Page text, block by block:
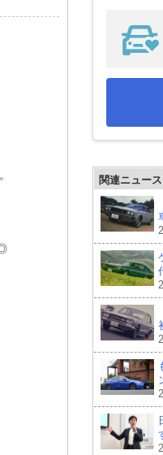
関連ニュース